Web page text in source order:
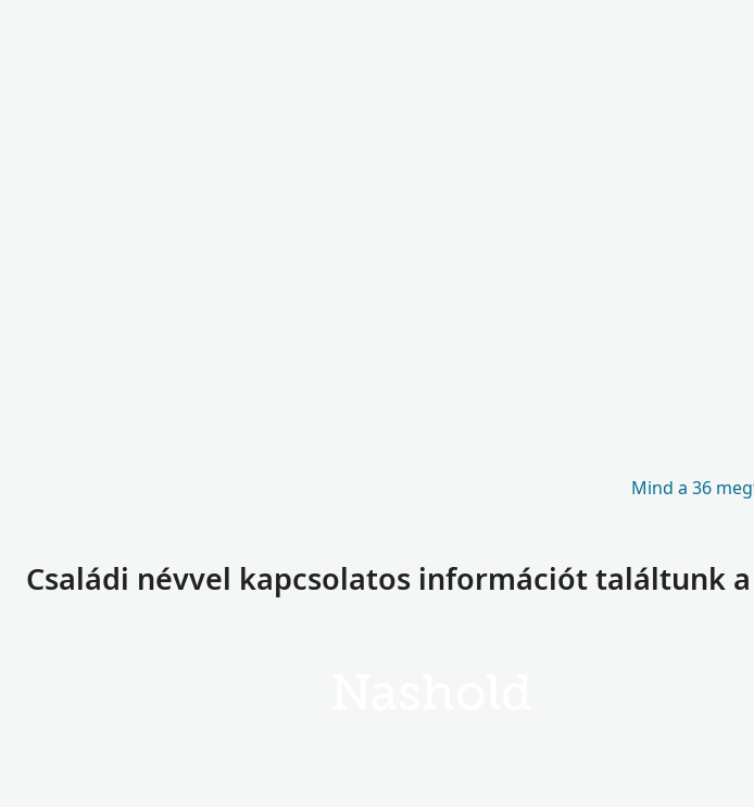
Mind a 36
Családi névvel kapcsolatos információt találtunk